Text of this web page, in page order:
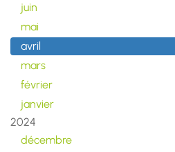
juin
mai
avril
mars
février
janvier
2024
décembre